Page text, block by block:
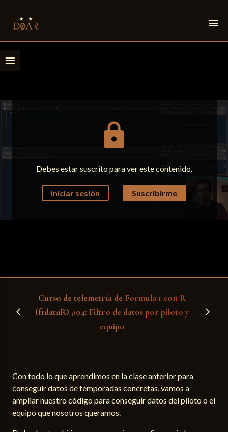
menu
menu
lock
Debes estar suscrito para ver este contenido.
Iniciar sesión Suscribirme
arrow_back_ios
Curso de telemetría de Formula 1 con R
(f1dataR) #04: Filtro de datos por piloto y
equipo
arrow_forward_ios
Con todo lo que aprendimos en la clase anterior para
conseguir datos de temporadas concretas, vamos a
ampliar nuestro código para conseguir datos del piloto o el
equipo que nosotros queramos.